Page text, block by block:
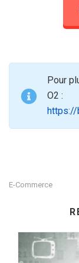
Pour
O2 :
https://
E-Commerce